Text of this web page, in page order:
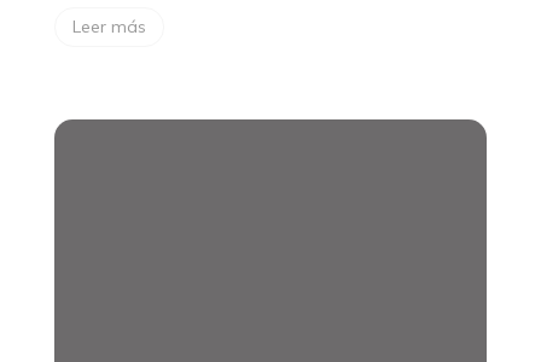
Leer más